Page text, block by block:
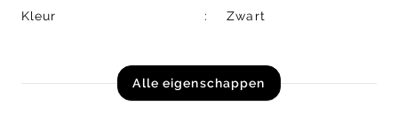
Kleur
Zwart
Alle eigenschappen